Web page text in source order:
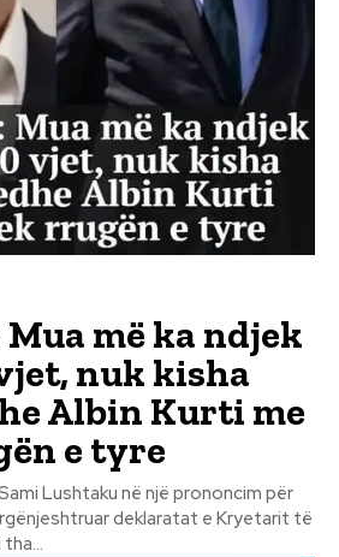
më ka ndjek
nuk kisha
Albin Kurti me
e tyre
Lushtaku në një prononcim për
deklaratat e Kryetarit të